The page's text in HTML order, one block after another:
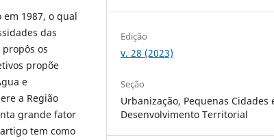
1987, o qual
das
os
propõe
e
a Região
grande fator
tem como
Edição
v. 28 (2023)
Seção
Urbanização, Pequenas Cidades
Desenvolvimento Territorial